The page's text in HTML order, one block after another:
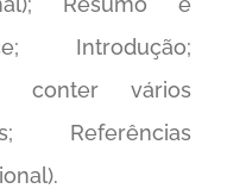
Introdução;
conter vários
Referências